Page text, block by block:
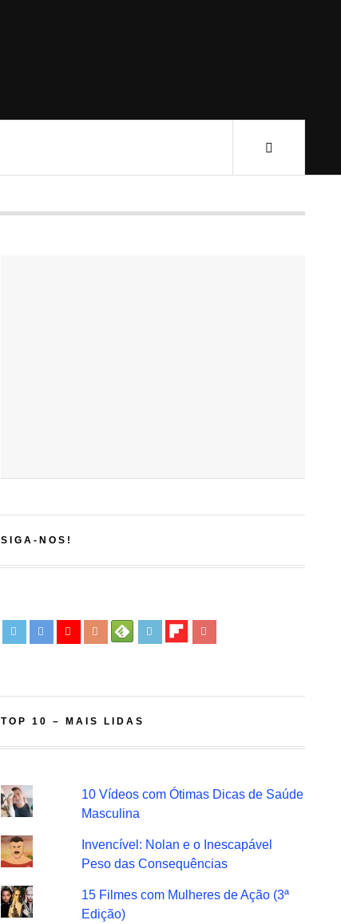
SIGA-NOS!
TOP 10 – MAIS LIDAS
10 Vídeos com Ótimas Dicas de Saúde
Masculina
Invencível: Nolan e o Inescapável
Peso das Consequências
15 Filmes com Mulheres de Ação (3ª
Edição)